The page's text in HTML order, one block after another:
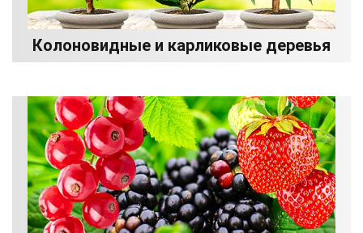
Колоновидные и карликовые деревья